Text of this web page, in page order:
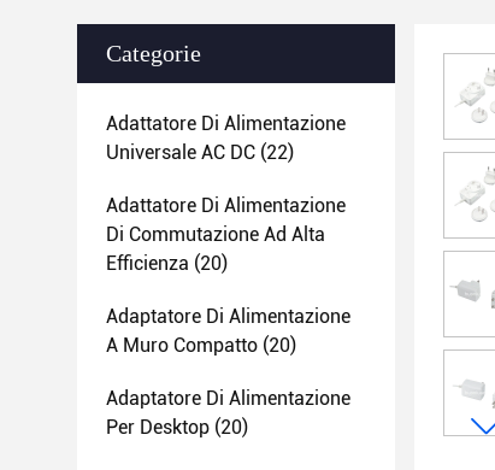
Categorie
Adattatore Di Alimentazione
Universale AC DC (22)
Adattatore Di Alimentazione
Di Commutazione Ad Alta
Efficienza (20)
Adaptatore Di Alimentazione
A Muro Compatto (20)
Adaptatore Di Alimentazione
Per Desktop (20)